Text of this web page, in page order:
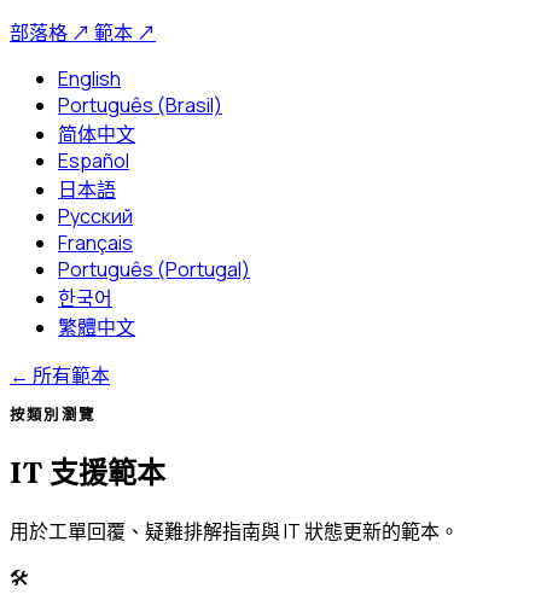
部落格 ↗ 範本 ↗
English
Português (Brasil)
简体中文
Español
日本語
Русский
Français
Português (Portugal)
한국어
繁體中文
← 所有範本
按類別瀏覽
IT 支援範本
用於工單回覆、疑難排解指南與 IT 狀態更新的範本。
🛠️